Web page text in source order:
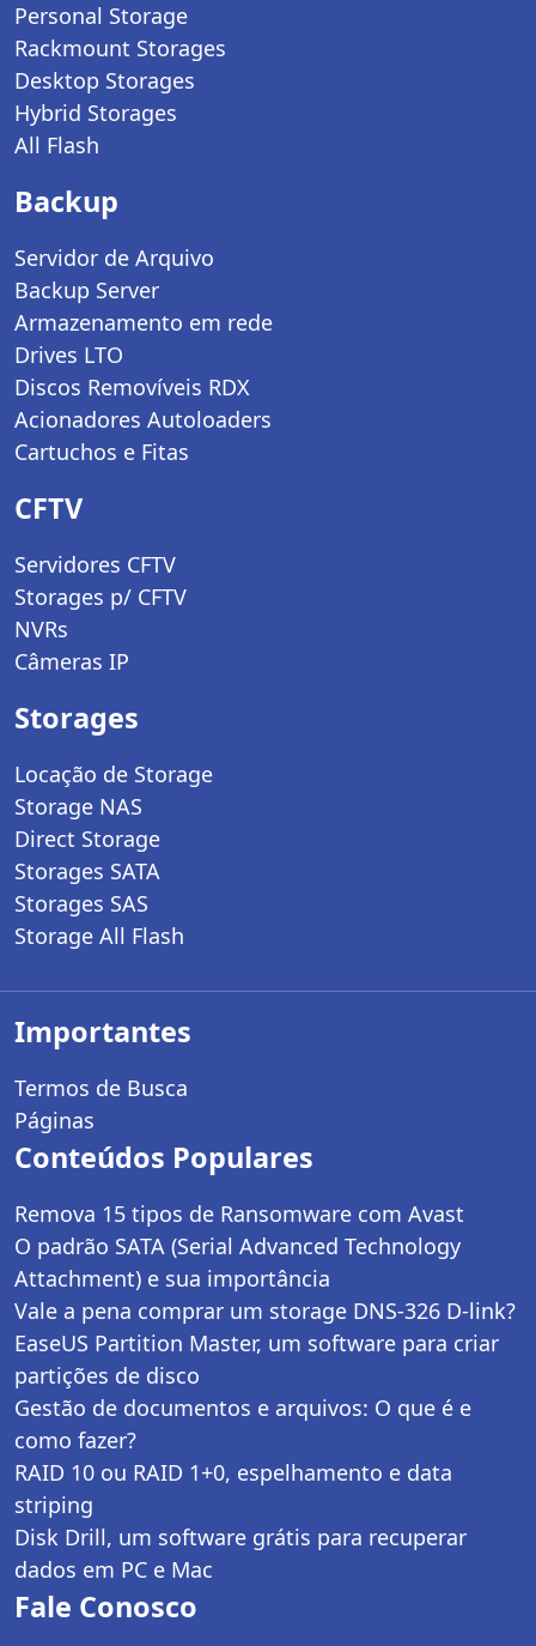
Personal Storage
Rackmount Storages
Desktop Storages
Hybrid Storages
All Flash
Backup
Servidor de Arquivo
Backup Server
Armazenamento em rede
Drives LTO
Discos Removíveis RDX
Acionadores Autoloaders
Cartuchos e Fitas
CFTV
Servidores CFTV
Storages p/ CFTV
NVRs
Câmeras IP
Storages
Locação de Storage
Storage NAS
Direct Storage
Storages SATA
Storages SAS
Storage All Flash
Importantes
Termos de Busca
Páginas
Conteúdos Populares
Remova 15 tipos de Ransomware com Avast
O padrão SATA (Serial Advanced Technology
Attachment) e sua importância
Vale a pena comprar um storage DNS-326 D-link?
EaseUS Partition Master, um software para criar
partições de disco
Gestão de documentos e arquivos: O que é e
como fazer?
RAID 10 ou RAID 1+0, espelhamento e data
striping
Disk Drill, um software grátis para recuperar
dados em PC e Mac
Fale Conosco